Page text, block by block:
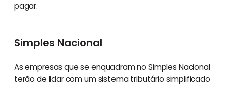
pagar.
Simples Nacional
As empresas que se enquadram no Simples Nacional
terão de lidar com um sistema tributário simplificado